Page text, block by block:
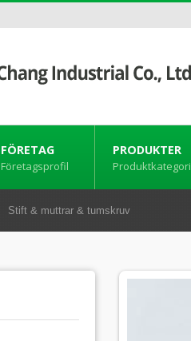
FÖRETAG
Företagsprofil
PRODUKTER
Produktkategori
Stift & muttrar & tumskruv